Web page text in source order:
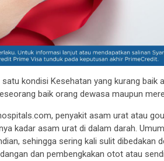
satu kondisi Kesehatan yang kurang baik
baik orang dewasa maupun
penyakit asam urat atau
kadar asam urat di dalam darah.
sehingga sering kali sulit dibedakan
dan pembengkakan otot atau